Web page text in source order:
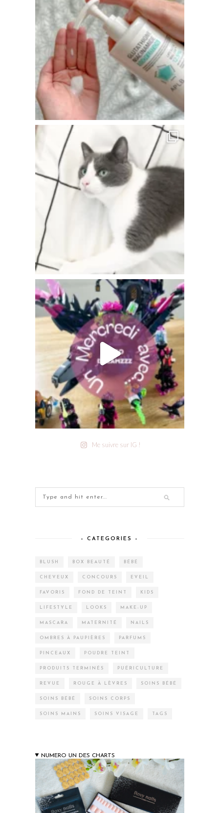
Me suivre sur IG !
– CATEGORIES –
BLUSH BOX BEAUTÉ BÉBÉ
CHEVEUX CONCOURS EVEIL
FAVORIS FOND DE TEINT KIDS
LIFESTYLE LOOKS MAKE-UP
MASCARA MATERNITÉ NAILS
OMBRES À PAUPIÈRES PARFUMS
PINCEAUX POUDRE TEINT
PRODUITS TERMINÉS PUÉRICULTURE
REVUE ROUGE À LÈVRES SOINS BÉBÉ
SOINS BÉBÉ SOINS CORPS
SOINS MAINS SOINS VISAGE TAGS
NUMERO UN DES CHARTS